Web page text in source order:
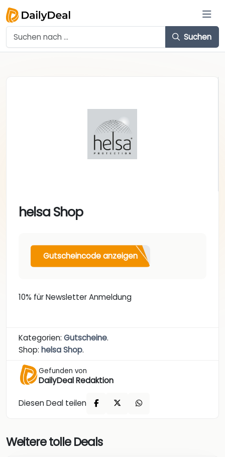
Suchen
helsa Shop
Gutscheincode anzeigen
10% für Newsletter Anmeldung
Kategorien: Gutscheine.
Shop: helsa Shop.
Gefunden von
DailyDeal Redaktion
Diesen Deal teilen
Weitere tolle Deals